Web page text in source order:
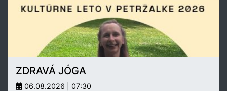
ZDRAVÁ JÓGA
06.08.2026 | 07:30